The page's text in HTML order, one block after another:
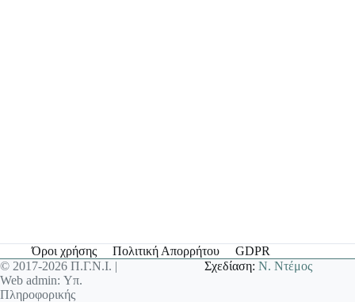
Όροι χρήσης Πολιτική Απορρήτου
GDPR
© 2017-2026 Π.Γ.Ν.Ι. |
Web admin: Υπ.
Πληροφορικής
Σχεδίαση:Ν. Ντέμος